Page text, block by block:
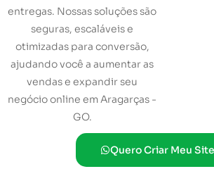
entregas. Nossas soluções são
seguras, escaláveis e
otimizadas para conversão,
ajudando você a aumentar as
vendas e expandir seu
negócio online em Aragarças -
GO.
Quero Criar Meu Site